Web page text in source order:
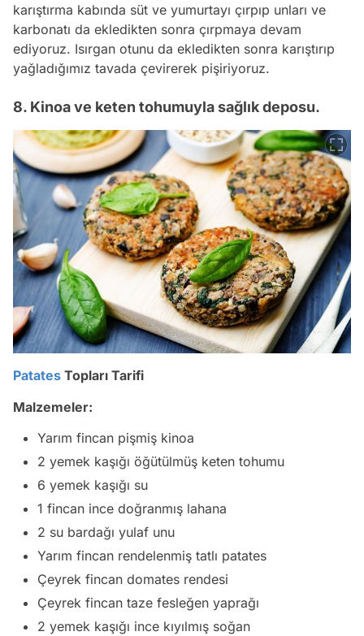
karıştırma kabında süt ve yumurtayı çırpıp unları ve
karbonatı da ekledikten sonra çırpmaya devam
ediyoruz. Isırgan otunu da ekledikten sonra karıştırıp
yağladığımız tavada çevirerek pişiriyoruz.
8. Kinoa ve keten tohumuyla sağlık deposu.
Patates Topları Tarifi
Malzemeler:
Yarım fincan pişmiş kinoa
2 yemek kaşığı öğütülmüş keten tohumu
6 yemek kaşığı su
1 fincan ince doğranmış lahana
2 su bardağı yulaf unu
Yarım fincan rendelenmiş tatlı patates
Çeyrek fincan domates rendesi
Çeyrek fincan taze fesleğen yaprağı
2 yemek kaşığı ince kıyılmış soğan